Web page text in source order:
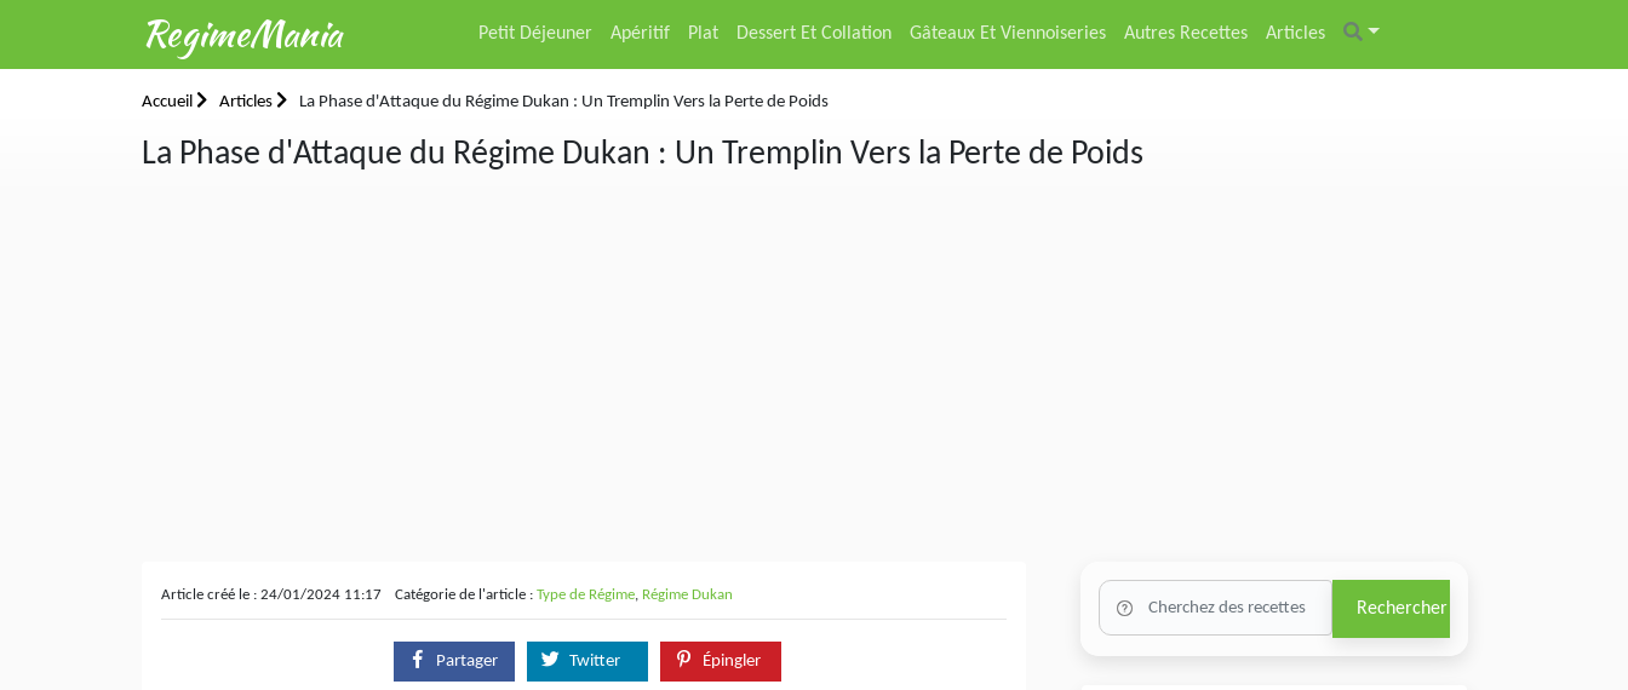
RegimeMania Petit Déjeuner Apéritif Plat Dessert Et Collation Gâteaux Et Viennoiseries Autres Recettes Articles
Accueil Articles La Phase d'Attaque du Régime Dukan : Un Tremplin Vers la Perte de Poids
La Phase d'Attaque du Régime Dukan : Un Tremplin Vers la Perte de Poids
Article créé le : 24/01/2024 11:17 Catégorie de l'article : Type de Régime, Régime Dukan
Partager Twitter Épingler
Rechercher